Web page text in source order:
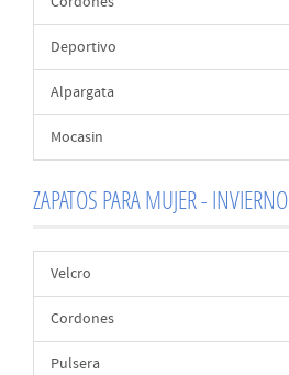
Deportivo
Alpargata
Mocasin
ZAPATOS PARA MUJER - INVIERNO
Velcro
Cordones
Pulsera